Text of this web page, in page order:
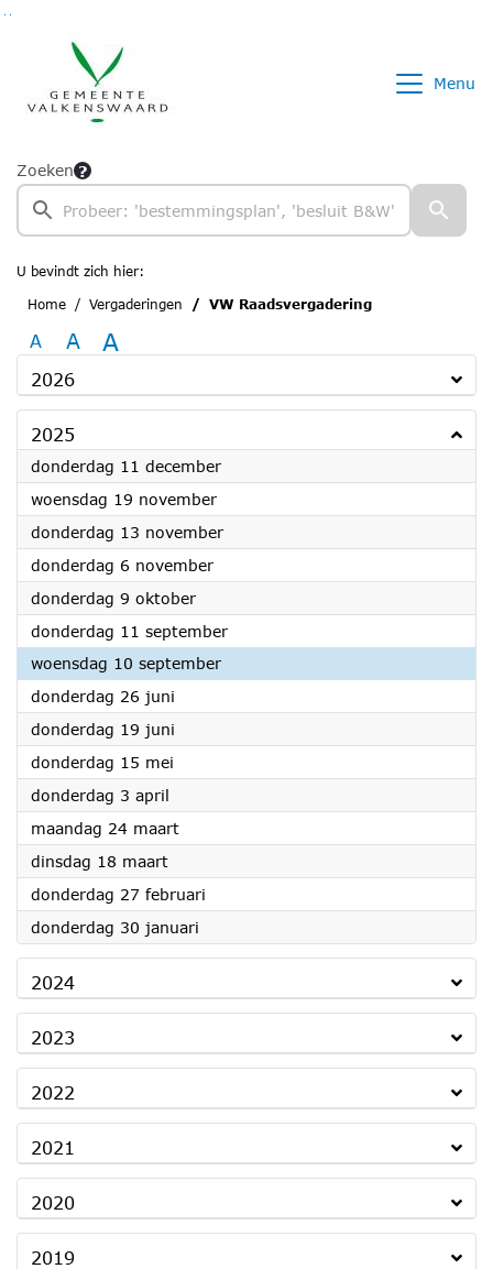
Menu
Zoeken
U bevindt zich hier:
Home
Vergaderingen VW Raadsvergadering
A A A
2026
2025
donderdag 11 december2025
woensdag 19 november2025
donderdag 13 november2025
donderdag 6 november2025
donderdag 9 oktober2025
donderdag 11 september2025
woensdag 10 september2025
donderdag 26 juni
donderdag 19 juni
donderdag 15 mei
donderdag 3 april
maandag 24 maart2025
dinsdag 18 maart2025
donderdag 27 februari
donderdag 30 januari
2024
2023
2022
2021
2020
2019